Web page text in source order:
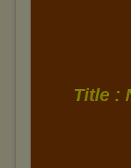
Title :